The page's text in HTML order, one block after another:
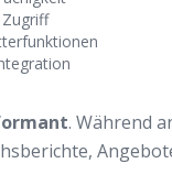
. Während